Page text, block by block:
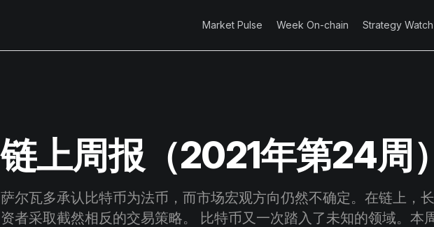
Market Pulse Week On-chain Strategy Watch
链上周报（2021年第24周）
萨尔瓦多承认比特币为法币，而市场宏观方向仍然不确定。在链上，
资者采取截然相反的交易策略。 比特币又一次踏入了未知的领域。本